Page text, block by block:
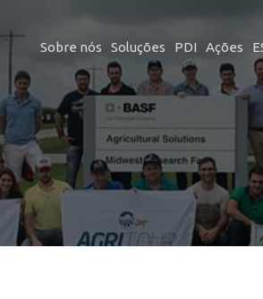
Sobre nós Soluções PDI Ações